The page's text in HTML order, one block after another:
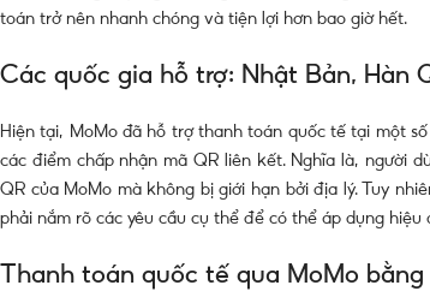
toán trở nên nhanh chóng và tiện lợi hơn bao giờ hết.
Các quốc gia hỗ trợ: Nhật Bản, Hàn
Hiện tại, MoMo đã hỗ trợ thanh toán quốc tế tại một
các điểm chấp nhận mã QR liên kết. Nghĩa là, người
QR của MoMo mà không bị giới hạn bởi địa lý. Tuy
phải nắm rõ các yêu cầu cụ thể để có thể áp dụng hiệu
Thanh toán quốc tế qua MoMo